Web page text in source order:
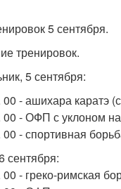
5 сентября.
тренировок.
5 сентября:
00 - ашихара каратэ
00 - ОФП с уклоном
- спортивная
сентября:
- греко-римская